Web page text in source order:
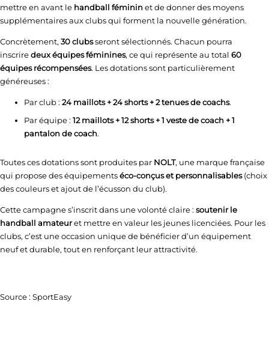
mettre en avant le handball fémininet de donner des moyens
supplémentaires aux clubs qui forment la nouvelle génération.
Concrètement, 30 clubsseront sélectionnés. Chacun pourra
inscriredeux équipes féminines, ce qui représente au total 60
équipes récompensées. Les dotations sont particulièrement
généreuses :
Par club : 24 maillots + 24 shorts + 2 tenues de coachs.
Par équipe : 12 maillots + 12 shorts + 1 veste de coach + 1
pantalon de coach.
Toutes ces dotations sont produites par NOLT, une marque française
qui propose des équipementséco-conçus et personnalisables(choix
des couleurs et ajout de l’écusson du club).
Cette campagne s’inscrit dans une volonté claire : soutenir le
handball amateuret mettre en valeur les jeunes licenciées. Pour les
clubs, c’est une occasion unique de bénéficier d’un équipement
neuf et durable, tout en renforçant leur attractivité.
Source : SportEasy